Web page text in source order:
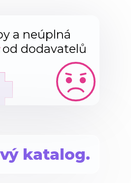
a neúplná
dodavatelů
katalog.